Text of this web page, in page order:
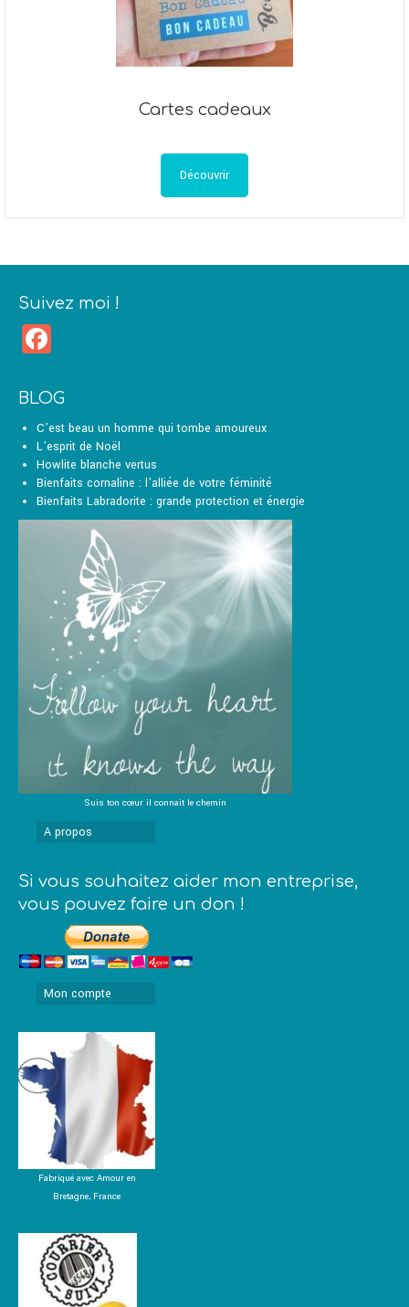
Cartes cadeaux
Découvrir
Suivez moi !
BLOG
C’est beau un homme qui tombe amoureux
L’esprit de Noël
Howlite blanche vertus
Bienfaits cornaline : l’alliée de votre féminité
Bienfaits Labradorite : grande protection et énergie
Suis ton cœur il connait le chemin
A propos
Si vous souhaitez aider mon entreprise,
vous pouvez faire un don !
Mon compte
Fabriqué avec Amour en
Bretagne, France